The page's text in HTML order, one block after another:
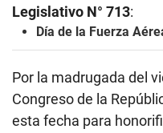
Legislativo N° 713:
Día de la Fuerza
Por la madrugada del
Congreso de la
esta fecha para